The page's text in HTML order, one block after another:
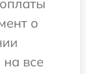
о
все